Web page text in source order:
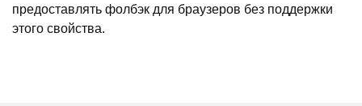
предоставлять фолбэк для браузеров без поддержки
этого свойства.